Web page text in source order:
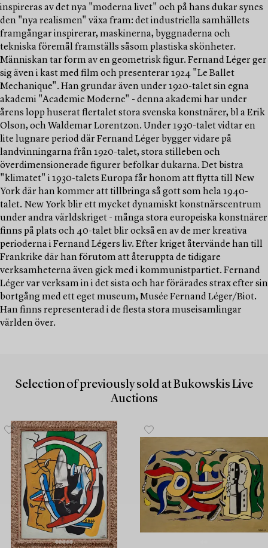
inspireras av det nya "moderna livet" och på hans dukar synes
den "nya realismen" växa fram: det industriella samhällets
framgångar inspirerar, maskinerna, byggnaderna och
tekniska föremål framställs såsom plastiska skönheter.
Människan tar form av en geometrisk figur. Fernand Léger ger
sig även i kast med film och presenterar 1924 "Le Ballet
Mechanique". Han grundar även under 1920-talet sin egna
akademi "Academie Moderne" - denna akademi har under
årens lopp huserat flertalet stora svenska konstnärer, bl a Erik
Olson, och Waldemar Lorentzon. Under 1930-talet vidtar en
lite lugnare period där Fernand Léger bygger vidare på
landvinningarna från 1920-talet, stora stilleben och
överdimensionerade figurer befolkar dukarna. Det bistra
"klimatet" i 1930-talets Europa får honom att flytta till New
York där han kommer att tillbringa så gott som hela 1940-
talet. New York blir ett mycket dynamiskt konstnärscentrum
under andra världskriget - många stora europeiska konstnärer
finns på plats och 40-talet blir också en av de mer kreativa
perioderna i Fernand Légers liv. Efter kriget återvände han till
Frankrike där han förutom att återuppta de tidigare
verksamheterna även gick med i kommunistpartiet. Fernand
Léger var verksam in i det sista och har förärades strax efter sin
bortgång med ett eget museum, Musée Fernand Léger/Biot.
Han finns representerad i de flesta stora museisamlingar
världen över.
Selection of previously sold at Bukowskis Live
Auctions